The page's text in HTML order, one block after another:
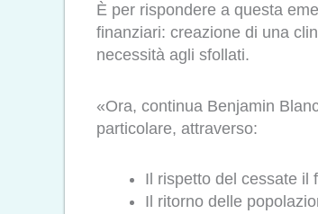
È per rispondere a questa
finanziari: creazione di una
necessità agli sfollati.
«Ora, continua Benjamin
particolare, attraverso:
Il rispetto del cessate il
Il ritorno delle